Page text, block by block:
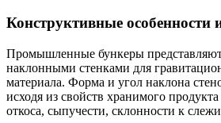
Конструктивные особенности
Промышленные бункеры
наклонными стенками для
материала. Форма и угол наклона
исходя из свойств хранимого
откоса, сыпучести, склонности к